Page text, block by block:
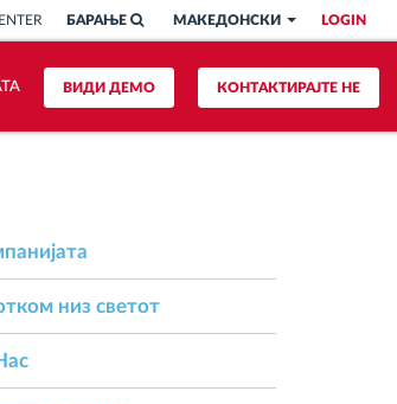
LOGIN
МАКЕДОНСКИ
БАРАЊЕ
КОНТАКТИРАЈТЕ НЕ
ВИДИ ДЕМО
низ светот